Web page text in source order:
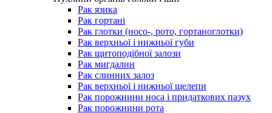
Рак язика
Рак гортані
Рак глотки (носо-, рото, гортаноглотки)
Рак верхньої і нижньої губи
Рак щитоподібної залози
Рак мигдалин
Рак слинних залоз
Рак верхньої і нижньої щелепи
Рак порожнини носа і придаткових пазух
Рак порожнини рота